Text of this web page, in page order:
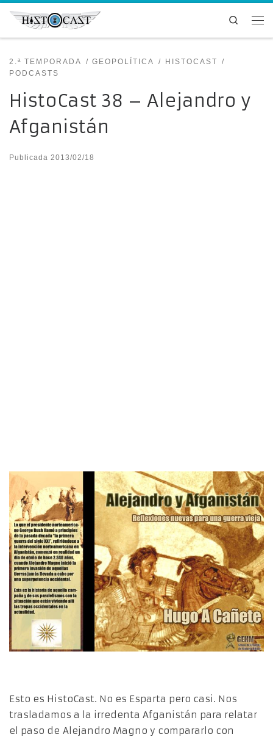
Saltar al contenido
Search
2.ª TEMPORADA GEOPOLÍTICA
HISTOCAST
PODCASTS
HistoCast 38 – Alejandro y
Afganistán
Publicada 2013/02/18
Esto es HistoCast. No es Esparta pero casi. Nos
trasladamos a la irredenta Afganistán para relatar
el paso de Alejandro Magno y compararlo con